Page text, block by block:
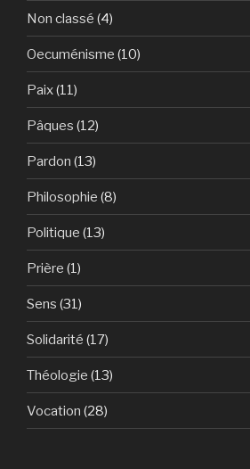
Non classé (4)
Oecuménisme (10)
Paix(11)
Pâques (12)
Pardon (13)
Philosophie (8)
Politique (13)
Prière (1)
Sens (31)
Solidarité (17)
Théologie (13)
Vocation (28)